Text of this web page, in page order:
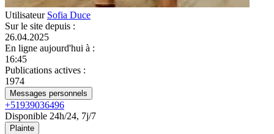
Utilisateur Sofia Duce
Sur le site depuis :
26.04.2025
En ligne aujourd'hui à :
16:45
Publications actives :
1974
Messages personnels
+51939036496
Disponible 24h/24, 7j/7
Plainte